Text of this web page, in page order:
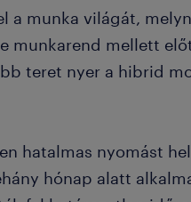
a munka világát,
munkarend mellett
teret nyer a hibrid
hatalmas nyomást
hónap alatt